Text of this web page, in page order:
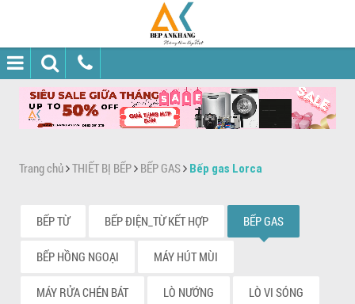
Trang chủ THIẾT BỊ BẾP BẾP GAS Bếp gas Lorca
BẾP TỪ BẾP ĐIỆN_TỪ KẾT HỢP BẾP GAS
BẾP HỒNG NGOẠI MÁY HÚT MÙI
MÁY RỬA CHÉN BÁT LÒ NƯỚNG LÒ VI SÓNG